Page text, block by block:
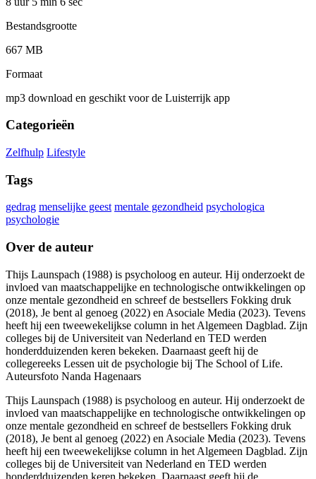
Bestandsgrootte
667 MB
Formaat
mp3 download en geschikt voor de Luisterrijk app
Categorieën
Zelfhulp Lifestyle
Tags
gedrag menselijke geest mentale gezondheid psychologica
psychologie
Over de auteur
Thijs Launspach (1988) is psycholoog en auteur. Hij onderzoekt de
invloed van maatschappelijke en technologische ontwikkelingen op
onze mentale gezondheid en schreef de bestsellers Fokking druk
(2018), Je bent al genoeg (2022) en Asociale Media (2023). Tevens
heeft hij een tweewekelijkse column in het Algemeen Dagblad. Zijn
colleges bij de Universiteit van Nederland en TED werden
honderdduizenden keren bekeken. Daarnaast geeft hij de
collegereeks Lessen uit de psychologie bij The School of Life.
Auteursfoto Nanda Hagenaars
Thijs Launspach (1988) is psycholoog en auteur. Hij onderzoekt de
invloed van maatschappelijke en technologische ontwikkelingen op
onze mentale gezondheid en schreef de bestsellers Fokking druk
(2018), Je bent al genoeg (2022) en Asociale Media (2023). Tevens
heeft hij een tweewekelijkse column in het Algemeen Dagblad. Zijn
colleges bij de Universiteit van Nederland en TED werden
honderdduizenden keren bekeken. Daarnaast geeft hij de